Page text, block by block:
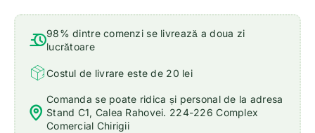
98% dintre comenzi se livrează a doua zi
lucrătoare
Costul de livrare este de 20 lei
Comanda se poate ridica și personal de la adresa
Stand C1, Calea Rahovei. 224-226 Complex
Comercial Chirigii